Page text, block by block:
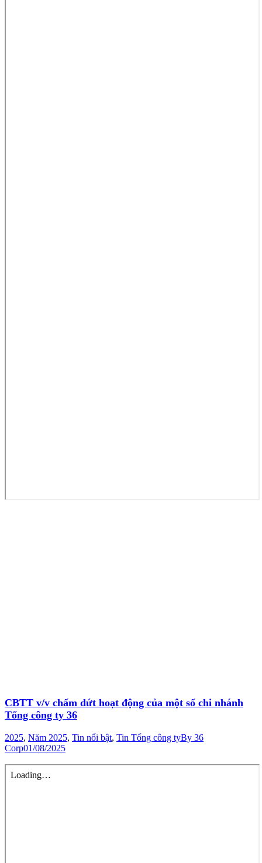
CBTT v/v chấm dứt hoạt động của một số chi nhánh
Tổng công ty 36
2025, Năm 2025, Tin nổi bật, Tin Tổng công tyBy 36
Corp01/08/2025